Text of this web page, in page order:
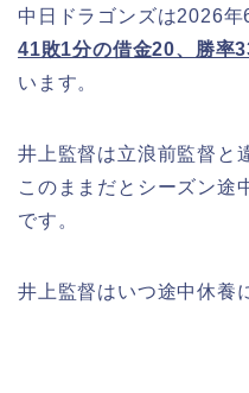
中日ドラゴンズは2026年
41敗1分の借金20、勝率
います。
井上監督は立浪前監督と
このままだとシーズン途
です。
井上監督はいつ途中休養